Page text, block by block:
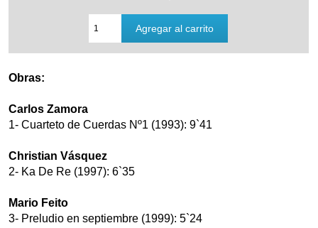
Obras:
Carlos Zamora
1- Cuarteto de Cuerdas Nº1 (1993): 9`41
Christian Vásquez
2- Ka De Re (1997): 6`35
Mario Feito
3- Preludio en septiembre (1999): 5`24